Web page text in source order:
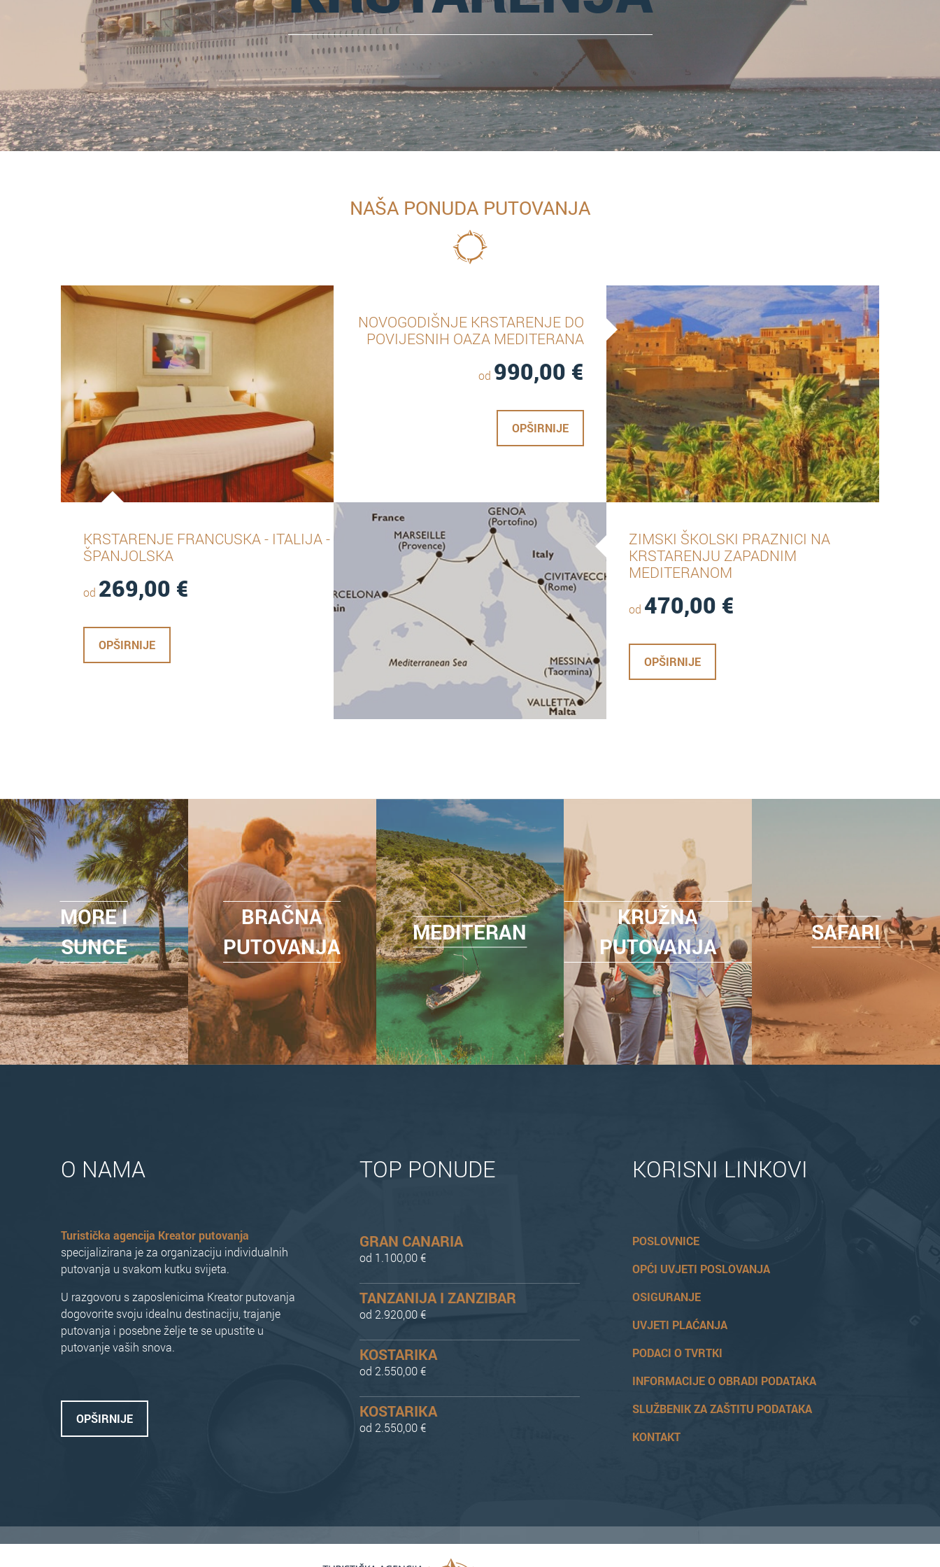
NAŠA PONUDA PUTOVANJA
KRSTARENJE FRANCUSKA - ITALIJA -
ŠPANJOLSKA
od 269,00 €
OPŠIRNIJE
NOVOGODIŠNJE KRSTARENJE DO
POVIJESNIH OAZA MEDITERANA
od 990,00 €
OPŠIRNIJE
ZIMSKI ŠKOLSKI PRAZNICI NA
KRSTARENJU ZAPADNIM
MEDITERANOM
od 470,00 €
OPŠIRNIJE
MORE I
SUNCE
BRAČNA
PUTOVANJA
MEDITERAN
KRUŽNA
PUTOVANJA
SAFARI
O NAMA
Turistička agencija Kreator putovanja
specijalizirana je za organizaciju individualnih
putovanja u svakom kutku svijeta.
U razgovoru s zaposlenicima Kreator putovanja
dogovorite svoju idealnu destinaciju, trajanje
putovanja i posebne želje te se upustite u
putovanje vaših snova.
OPŠIRNIJE
TOP PONUDE
GRAN CANARIA
od 1.100,00 €
TANZANIJA I ZANZIBAR
od 2.920,00 €
KOSTARIKA
od 2.550,00 €
KOSTARIKA
od 2.550,00 €
KORISNI LINKOVI
POSLOVNICE
OPĆI UVJETI POSLOVANJA
OSIGURANJE
UVJETI PLAĆANJA
PODACI O TVRTKI
INFORMACIJE O OBRADI PODATAKA
SLUŽBENIK ZA ZAŠTITU PODATAKA
KONTAKT